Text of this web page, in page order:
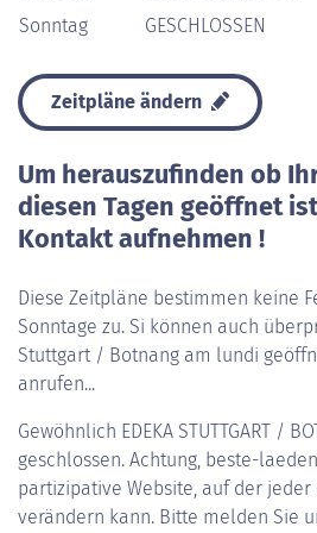
Sonntag
GESCHLOSSEN
Zeitpläne ändern
Um herauszufinden ob
diesen Tagen geöffnet
Kontakt aufnehmen !
Diese Zeitpläne bestimmen keine
Sonntage zu. Si können auch
Stuttgart / Botnang am lundi
anrufen...
Gewöhnlich EDEKA STUTTGART /
geschlossen. Achtung, beste-
partizipative Website, auf der
verändern kann. Bitte melden Sie